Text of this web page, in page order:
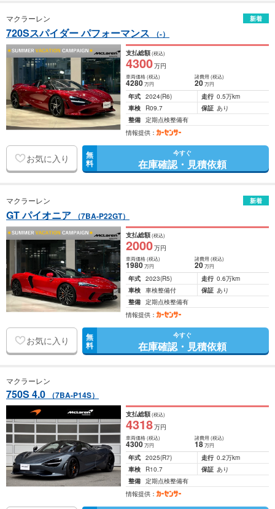
マクラーレン 新着
720Sスパイダー パフォーマンス （-）
支払総額(税込)
4300万円
車両価格(税込)
4280万円
諸費用 (税込)
20 万円
年式 2024(R6) 走行 0.5万km
車検
R09.7 保証 あり
整備 定期点検整備有
情報提供：
お気に入り 無
料
今すぐ
在庫確認・見積依頼
マクラーレン 新着
GT パイオニア （7BA-P22GT）
支払総額(税込)
2000万円
車両価格(税込)
1980万円
諸費用 (税込)
20 万円
年式 2023(R5) 走行 0.6万km
車検 車検整備付 保証 あり
整備 定期点検整備有
情報提供：
お気に入り 無
料
今すぐ
在庫確認・見積依頼
マクラーレン
750S 4.0 （7BA-P14S）
支払総額(税込)
4318万円
車両価格(税込)
4300万円
諸費用 (税込)
18 万円
年式 2025(R7) 走行 0.2万km
車検
R10.7 保証 あり
整備 定期点検整備有
情報提供：